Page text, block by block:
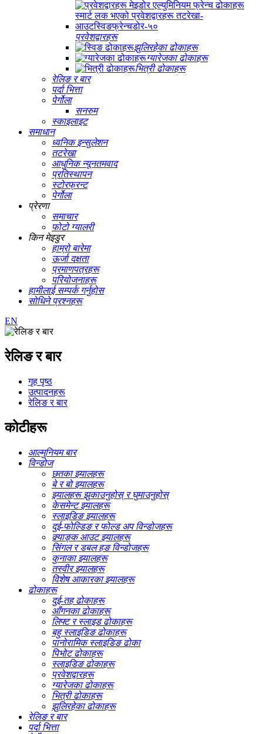
प्रवेशद्वारहरू
झुलिरहेका ढोकाहरू
ग्यारेजका ढोकाहरू
भित्री ढोकाहरू
रेलिङ र बार
पर्दा भित्ता
पेर्गोला
सनरुम
स्काइलाइट
समाधान
ध्वनिक इन्सुलेशन
तटरेखा
आधुनिक न्यूनतमवाद
प्रतिस्थापन
स्टोरफ्रन्ट
पेर्गोला
प्रेरणा
समाचार
फोटो ग्यालरी
किन मेइडुर
हाम्रो बारेमा
ऊर्जा दक्षता
प्रमाणपत्रहरू
परियोजनाहरू
हामीलाई सम्पर्क गर्नुहोस
सोधिने प्रश्नहरू
EN
रेलिङ र बार
गृह पृष्ठ
उत्पादनहरू
रेलिङ र बार
कोटीहरू
आल्मुनियम बार
विन्डोज
छतका झ्यालहरू
बे र बो झ्यालहरू
झ्यालहरू झुकाउनुहोस् र घुमाउनुहोस्
केसमेन्ट झ्यालहरू
स्लाइडिङ झ्यालहरू
दुई-फोल्डिङ र फोल्ड अप विन्डोजहरू
क्र्याङ्क आउट झ्यालहरू
सिंगल र डबल हङ विन्डोजहरू
कुनाका झ्यालहरू
तस्वीर झ्यालहरू
विशेष आकारका झ्यालहरू
ढोकाहरू
दुई-तह ढोकाहरू
आँगनका ढोकाहरू
लिफ्ट र स्लाइड ढोकाहरू
बहु स्लाइडिङ ढोकाहरू
पानोरामिक स्लाइडिङ ढोका
पिभोट ढोकाहरू
स्लाइडिङ ढोकाहरू
प्रवेशद्वारहरू
ग्यारेजका ढोकाहरू
भित्री ढोकाहरू
झुलिरहेका ढोकाहरू
रेलिङ र बार
पर्दा भित्ता